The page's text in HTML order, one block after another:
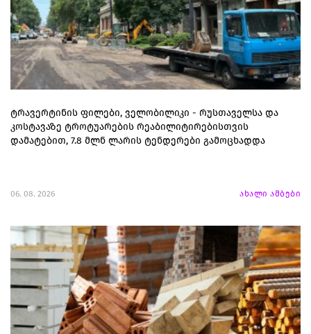
ტრავერტინის ფილები, ველობილიკი - რუსთაველსა და
კოსტავაზე ტროტუარების რეაბილიტირებისთვის
დამატებით, 7.8 მლნ ლარის ტენდერები გამოცხადდა
06. 08. 2026 ახალი ამბები